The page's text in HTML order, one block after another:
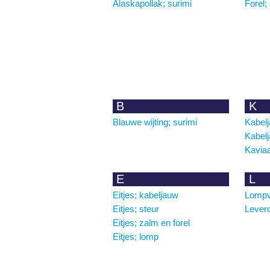
Alaskapollak; surimi Forel;
B K
Blauwe wijting; surimi
E L
Eitjes; kabeljauw
Eitjes; steur
Eitjes; zalm en forel
Eitjes; lomp